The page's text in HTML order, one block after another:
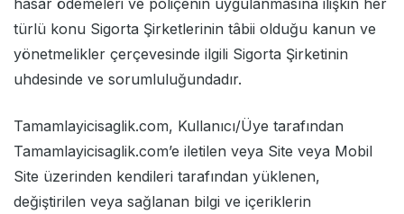
hasar ödemeleri ve poliçenin uygulanmasına ilişkin her
türlü konu Sigorta Şirketlerinin tâbii olduğu kanun ve
yönetmelikler çerçevesinde ilgili Sigorta Şirketinin
uhdesinde ve sorumluluğundadır.
Tamamlayicisaglik.com, Kullanıcı/Üye tarafından
Tamamlayicisaglik.com’e iletilen veya Site veya Mobil
Site üzerinden kendileri tarafından yüklenen,
değiştirilen veya sağlanan bilgi ve içeriklerin